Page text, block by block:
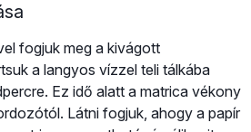
fogjuk meg a kivágott
a langyos vízzel teli tálkába
Ez idő alatt a matrica vékony
Látni fogjuk, ahogy a papír